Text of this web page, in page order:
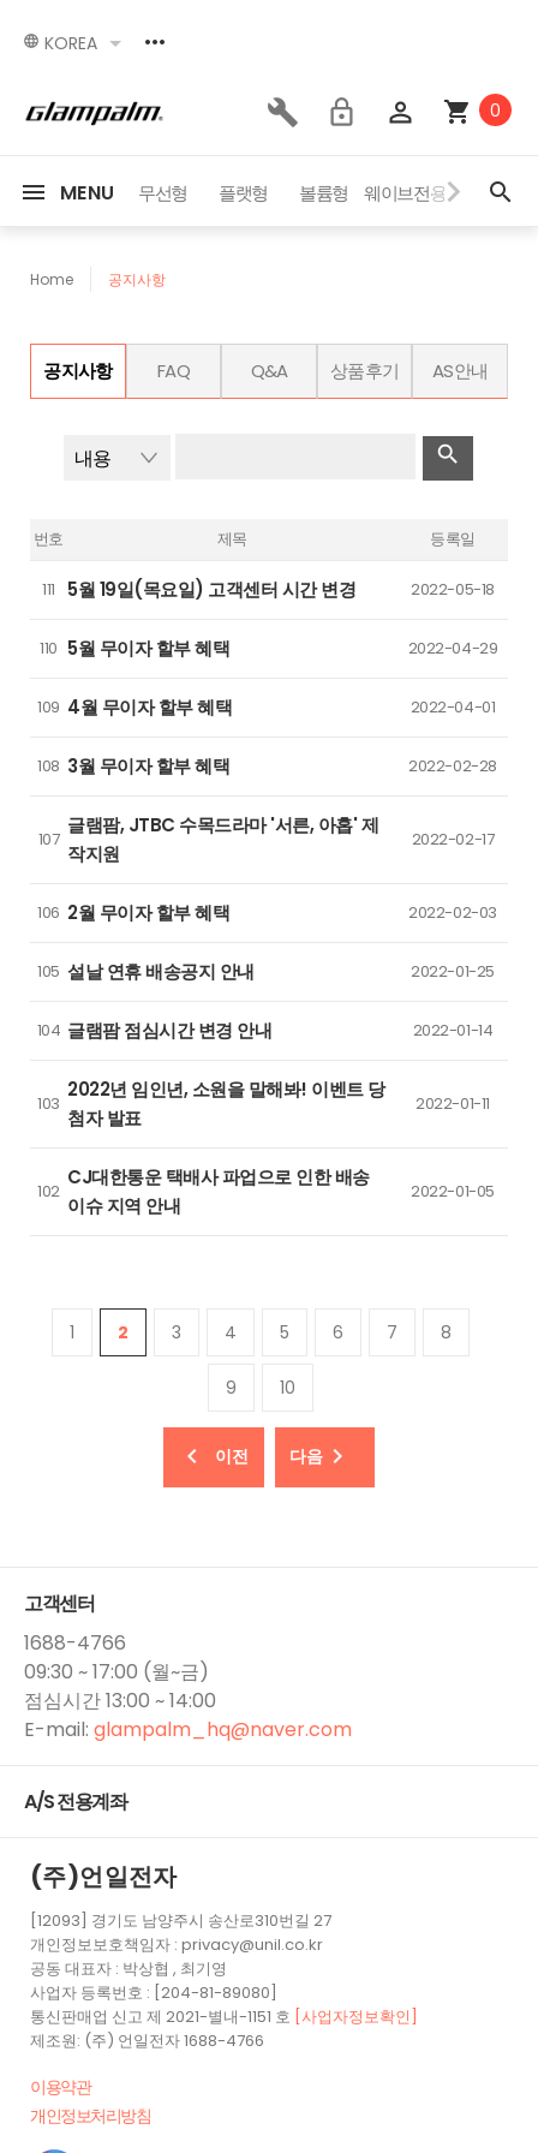
KOREA
0
MENU
리 이벤트 무선형 플랫형 볼륨형 웨이브전용 드라이어
Home 공지사항
공지사항 FAQ Q&A 상품후기 AS안내
번호 제목 등록일
111 5월 19일(목요일) 고객센터 시간 변경 2022-05-18
110 5월 무이자 할부 혜택 2022-04-29
109 4월 무이자 할부 혜택 2022-04-01
108 3월 무이자 할부 혜택 2022-02-28
107
글램팜, JTBC 수목드라마 '서른, 아홉' 제
작지원
2022-02-17
106 2월 무이자 할부 혜택 2022-02-03
105 설날 연휴 배송공지 안내 2022-01-25
104 글램팜 점심시간 변경 안내 2022-01-14
103
2022년 임인년, 소원을 말해봐! 이벤트 당
첨자 발표
2022-01-11
102
CJ대한통운 택배사 파업으로 인한 배송
이슈 지역 안내
2022-01-05
1 2 3 4 5 6 7 8
9 10
이전 다음
고객센터
1688-4766
09:30 ~ 17:00 (월~금)
점심시간 13:00 ~ 14:00
E-mail: glampalm_hq​@naver.com
A/S 전용계좌
(주)언일전자
[12093] 경기도 남양주시 송산로310번길 27
개인정보보호책임자 : privacy@unil.co.kr
공동 대표자 : 박상협 , 최기영
사업자 등록번호 : [204-81-89080]
통신판매업 신고 제 2021-별내-1151 호 [사업자정보확인]
제조원: (주) 언일전자 1688-4766
이용약관
개인정보처리방침